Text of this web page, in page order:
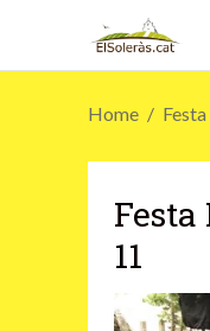
Home
Festa
11